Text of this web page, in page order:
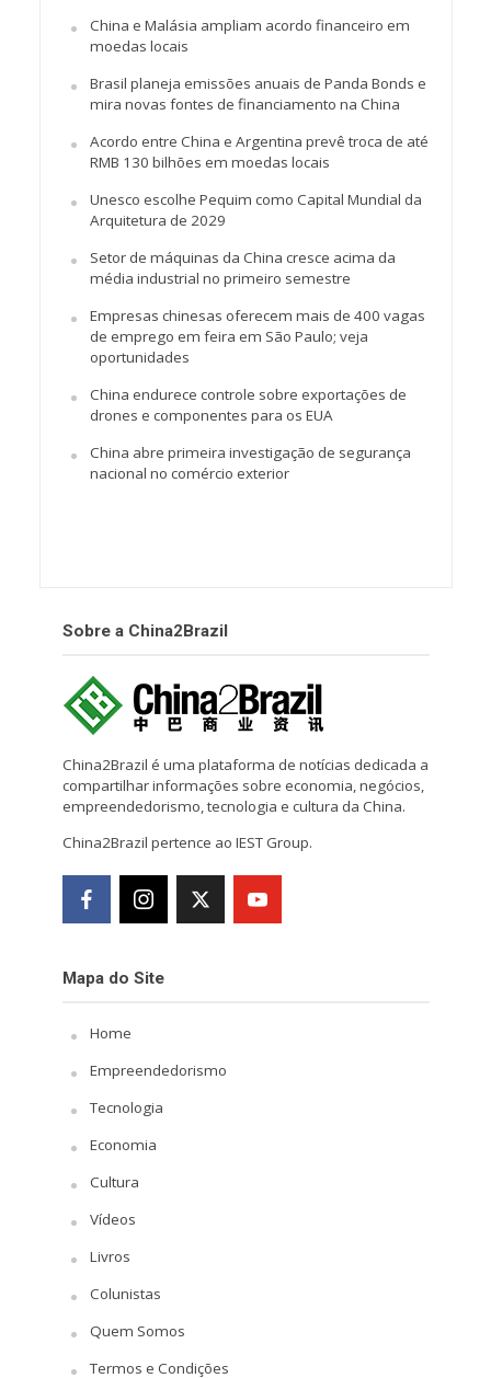
China e Malásia ampliam acordo financeiro em
moedas locais
Brasil planeja emissões anuais de Panda Bonds e
mira novas fontes de financiamento na China
Acordo entre China e Argentina prevê troca de até
RMB 130 bilhões em moedas locais
Unesco escolhe Pequim como Capital Mundial da
Arquitetura de 2029
Setor de máquinas da China cresce acima da
média industrial no primeiro semestre
Empresas chinesas oferecem mais de 400 vagas
de emprego em feira em São Paulo; veja
oportunidades
China endurece controle sobre exportações de
drones e componentes para os EUA
China abre primeira investigação de segurança
nacional no comércio exterior
Sobre a China2Brazil
China2Brazil é uma plataforma de notícias dedicada a
compartilhar informações sobre economia, negócios,
empreendedorismo, tecnologia e cultura da China.
China2Brazil pertence ao IEST Group.
Mapa do Site
Home
Empreendedorismo
Tecnologia
Economia
Cultura
Vídeos
Livros
Colunistas
Quem Somos
Termos e Condições